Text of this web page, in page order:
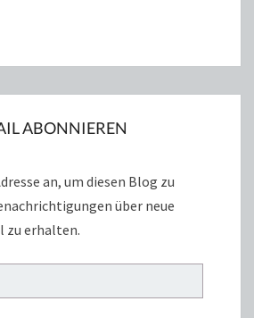
ABONNIEREN
an, um diesen Blog zu
über neue
zu erhalten.